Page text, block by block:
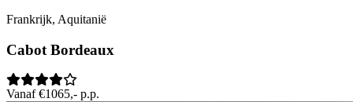
Frankrijk, Aquitanië
Cabot Bordeaux
Vanaf €1065,- p.p.